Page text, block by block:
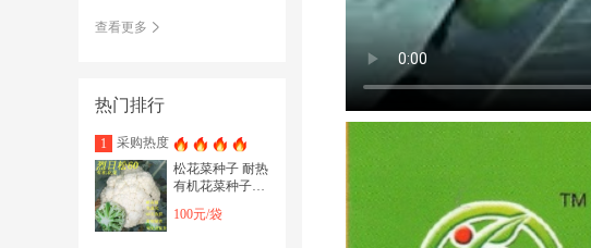
查看更多
热门排行
1
采购热度
松花菜种子 耐热
有机花菜种子烈
抗病口感好产
100元/袋